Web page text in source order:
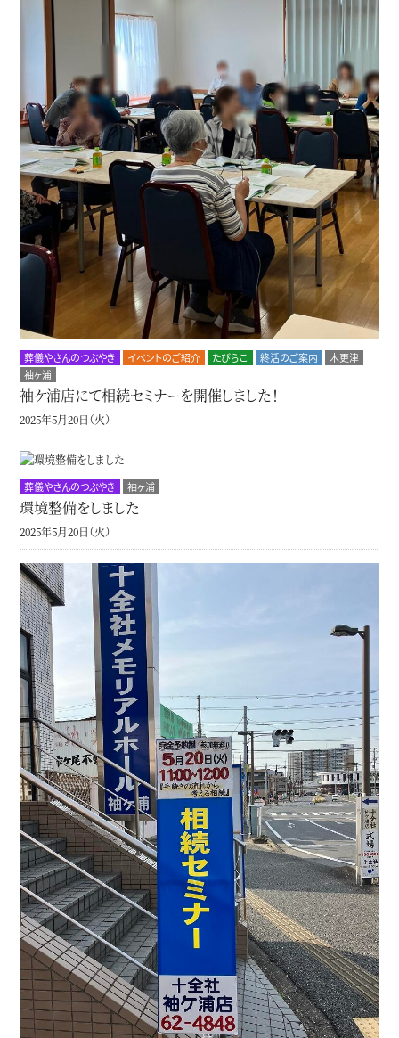
葬儀やさんのつぶやき イベントのご紹介 たびらこ 終活のご案内
木更津
袖ヶ浦
袖ケ浦店にて相続セミナーを開催しました！
2025年5月20日（火）
葬儀やさんのつぶやき 袖ヶ浦
環境整備をしました
2025年5月20日（火）